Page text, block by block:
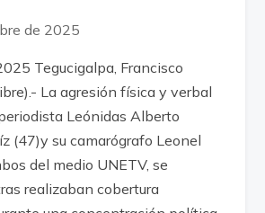
de 2025
Tegucigalpa, Francisco
La agresión física y verbal
Leónidas Alberto
(47)y su camarógrafo Leonel
del medio UNETV, se
realizaban cobertura